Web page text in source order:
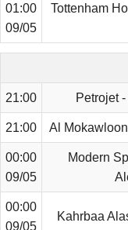
01:00
09/05
Tottenham
21:00 Petrojet
21:00 Al
00:00
09/05
Modern
00:00
09/05
Kahrbaa